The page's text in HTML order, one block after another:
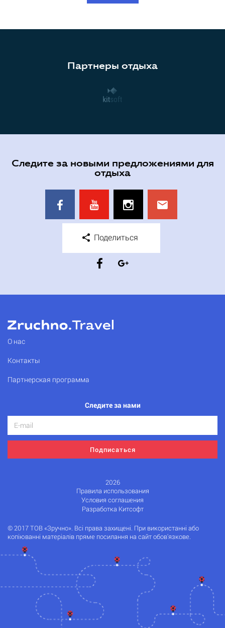
Партнеры отдыха
Следите за новыми предложениями для
отдыха
Поделиться
О нас
Контакты
Партнерская программа
Следите за нами
Подписаться
2026
Правила использования
Условия соглашения
Разработка Китсофт
© 2017 ТОВ «Зручно». Всі права захищені. При використанні або
копіюванні матеріалів пряме посилання на сайт обов'язкове.